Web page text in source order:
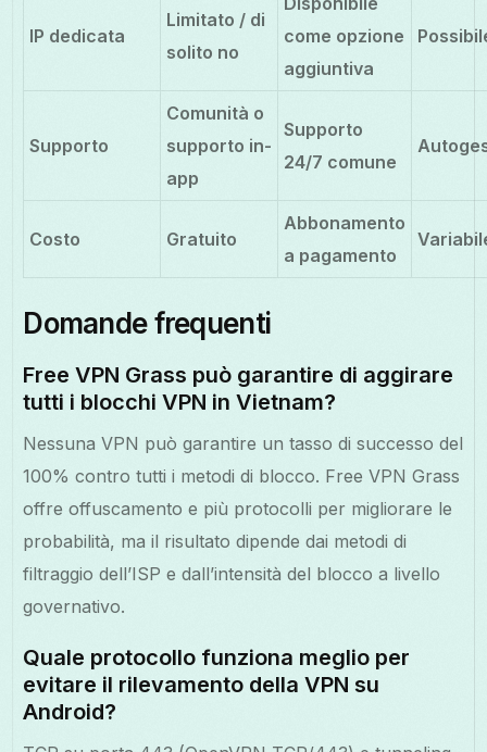
IP dedicata
Limitato / di
solito no
come opzione
aggiuntiva
Supporto
Comunità o
supporto in-
app
Supporto
24/7 comune
Costo Gratuito
Abbonamento
a pagamento
Domande frequenti
Free VPN Grass può garantire di aggirare
tutti i blocchi VPN in Vietnam?
Nessuna VPN può garantire un tasso di successo del
100% contro tutti i metodi di blocco. Free VPN Grass
offre offuscamento e più protocolli per migliorare le
probabilità, ma il risultato dipende dai metodi di
filtraggio dell’ISP e dall’intensità del blocco a livello
governativo.
Quale protocollo funziona meglio per
evitare il rilevamento della VPN su
Android?